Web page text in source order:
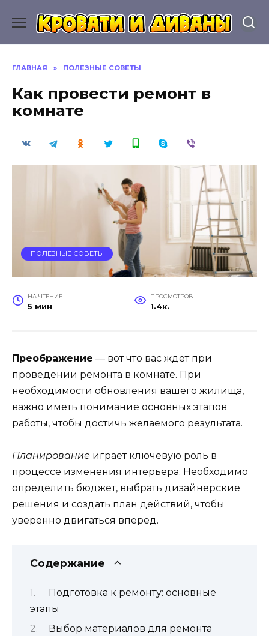
содержанию
ГЛАВНАЯ » ПОЛЕЗНЫЕ СОВЕТЫ
Как провести ремонт в
комнате
ПОЛЕЗНЫЕ СОВЕТЫ
НА ЧТЕНИЕ
5 мин
ПРОСМОТРОВ
1.4к.
Преображение — вот что вас ждет при
проведении ремонта в комнате. При
необходимости обновления вашего жилища,
важно иметь понимание основных этапов
работы, чтобы достичь желаемого результата.
Планирование играет ключевую роль в
процессе изменения интерьера. Необходимо
определить бюджет, выбрать дизайнерские
решения и создать план действий, чтобы
уверенно двигаться вперед.
Содержание
Подготовка к ремонту: основные
этапы
Выбор материалов для ремонта